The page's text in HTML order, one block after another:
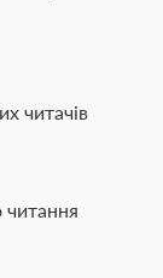
читачів